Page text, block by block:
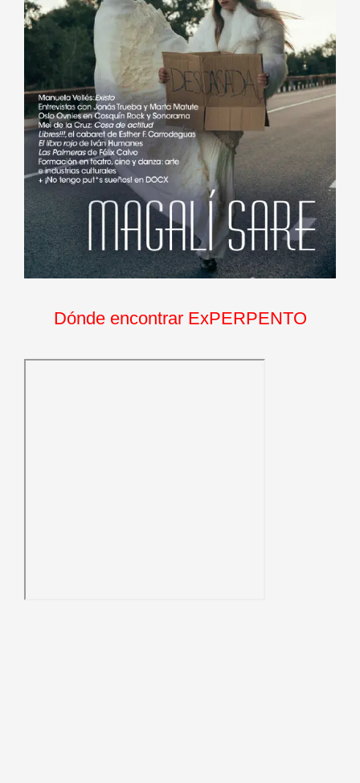
Dónde encontrar ExPERPENTO